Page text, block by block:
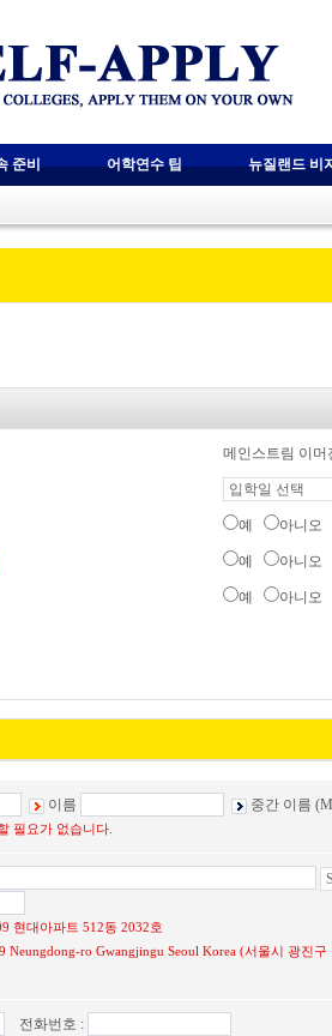
준비 어학연수 팁 뉴질랜드 비
메인스트림 이머
예 아니오
예 아니오
예 아니오
이름 중간 이름
필요가 없습니다.
현대아파트 512동 2032호
Neungdong-ro Gwangjingu Seoul Korea (서울시 광진
전화번호 :